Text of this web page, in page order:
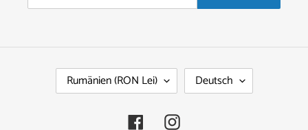
Rumänien (RON Lei) Deutsch
FacebookInstagram